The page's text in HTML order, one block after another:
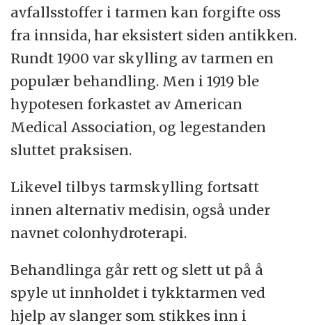
avfallsstoffer i tarmen kan forgifte oss
fra innsida, har eksistert siden antikken.
Rundt 1900 var skylling av tarmen en
populær behandling. Men i 1919 ble
hypotesen forkastet av American
Medical Association, og legestanden
sluttet praksisen.
Likevel tilbys tarmskylling fortsatt
innen alternativ medisin, også under
navnet colonhydroterapi.
Behandlinga går rett og slett ut på å
spyle ut innholdet i tykktarmen ved
hjelp av slanger som stikkes inn i